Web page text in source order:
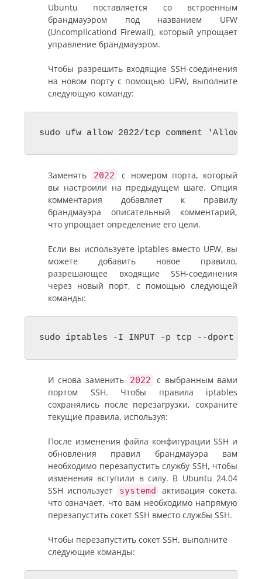
Ubuntu поставляется со встроенным
брандмауэром под названием UFW
(Uncomplicationd Firewall), который упрощает
управление брандмауэром.
Чтобы разрешить входящие SSH-соединения
на новом порту с помощью UFW, выполните
следующую команду:
sudo ufw allow 2022/tcp comment 'Allow
Заменять 2022
с номером порта, который
вы настроили на предыдущем шаге. Опция
комментария добавляет к правилу
брандмауэра описательный комментарий,
что упрощает определение его цели.
Если вы используете iptables вместо UFW, вы
можете добавить новое правило,
разрешающее входящие SSH-соединения
через новый порт, с помощью следующей
команды:
sudo iptables -I INPUT -p tcp --dport 2022
И снова заменить 2022
с выбранным вами
портом SSH. Чтобы правила iptables
сохранялись после перезагрузки, сохраните
текущие правила, используя:
После изменения файла конфигурации SSH и
обновления правил брандмауэра вам
необходимо перезапустить службу SSH, чтобы
изменения вступили в силу. В Ubuntu 24.04
SSH использует
systemd
активация сокета,
что означает, что вам необходимо напрямую
перезапустить сокет SSH вместо службы SSH.
Чтобы перезапустить сокет SSH, выполните
следующие команды: